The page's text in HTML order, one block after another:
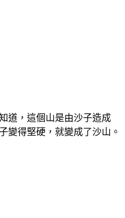
道，這個山是由沙子造成
變得堅硬，就變成了沙山。